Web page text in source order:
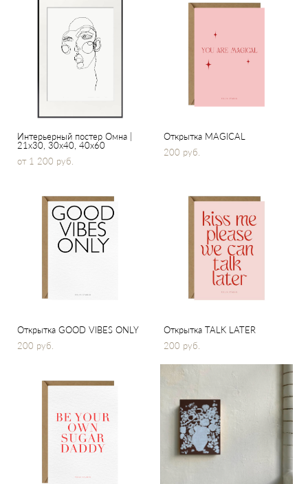
Интерьерный постер Омна |
21x30, 30х40, 40x60
от 1 200 pуб.
Открытка MAGICAL
200 pуб.
Открытка GOOD VIBES ONLY
200 pуб.
Открытка TALK LATER
200 pуб.